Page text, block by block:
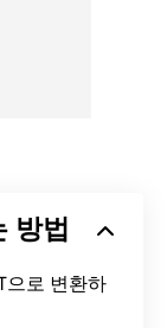
방법
으로 변환하